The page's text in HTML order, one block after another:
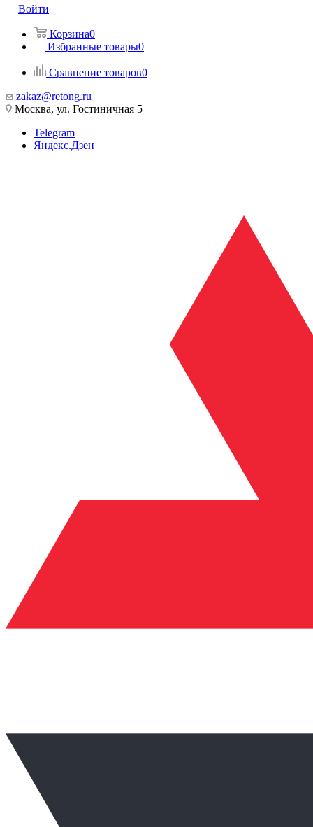
Войти
Корзина0
Избранные товары0
Сравнение товаров0
zakaz@retong.ru
Москва, ул. Гостиничная 5
Telegram
Яндекс.Дзен